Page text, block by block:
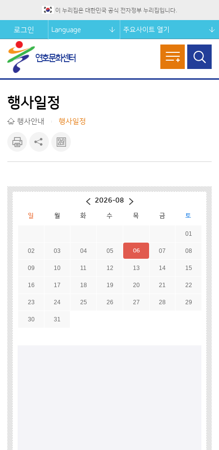
이 누리집은 대한민국 공식 전자정부 누리집입니다.
주요사이트 열기
연호문화센터
로그인 Language
열기
행사일정
행사안내 행사일정
기
기
크 보기
2026-08
일 월 화 수 목 금 토
01
02 03 04 05 06 07 08
09 10 11 12 13 14 15
16 17 18 19 20 21 22
23 24 25 26 27 28 29
30 31